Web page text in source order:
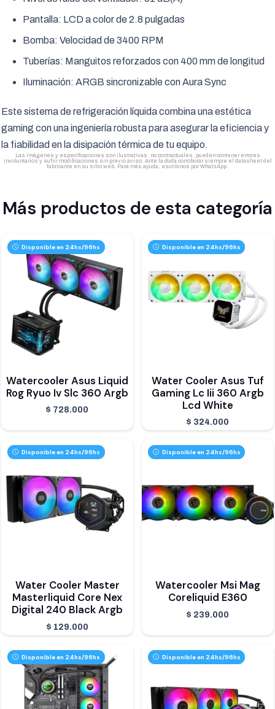
Pantalla: LCD a color de 2.8 pulgadas
Bomba: Velocidad de 3400 RPM
Tuberías: Manguitos reforzados con 400 mm de longitud
Iluminación: ARGB sincronizable con Aura Sync
Este sistema de refrigeración líquida combina una estética
gaming con una ingeniería robusta para asegurar la eficiencia y
la fiabilidad en la disipación térmica de tu equipo.
Las imágenes y especificaciones son ilustrativas, no contractuales, pueden contener errores
involuntarios y sufrir modificaciones sin previo aviso. Ante la duda corroborar siempre el datasheet del
fabricante en su sitio web. Para más ayuda, escribinos por WhatsApp.
Más productos de esta categoría
Disponible en 24hs/96hs
Watercooler Asus Liquid
Rog Ryuo Iv Slc 360 Argb
$ 728.000
Disponible en 24hs/96hs
Water Cooler Asus Tuf
Gaming Lc Iii 360 Argb
Lcd White
$ 324.000
Disponible en 24hs/96hs
Water Cooler Master
Masterliquid Core Nex
Digital 240 Black Argb
$ 129.000
Disponible en 24hs/96hs
Watercooler Msi Mag
Coreliquid E360
$ 239.000
Disponible en 24hs/96hs Disponible en 24hs/96hs